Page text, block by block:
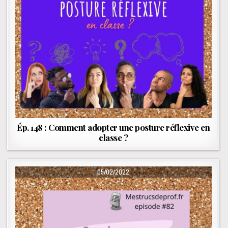
Ép. 148 : Comment adopter une posture réflexive en
classe ?
PUBLISHED DATE:
05/02/2022